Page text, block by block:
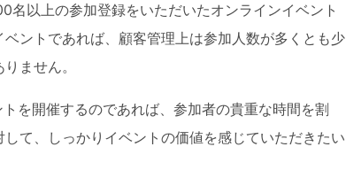
以上の参加登録をいただいたオンラインイベント
ントであれば、顧客管理上は参加人数が多くとも少
ません。
を開催するのであれば、参加者の貴重な時間を割
て、しっかりイベントの価値を感じていただきたい